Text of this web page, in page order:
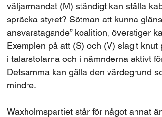
väljarmandat (M) ständigt kan ställa
spräcka styret? Sötman att kunna
ansvarstagande” koalition, överstiger
Exemplen på att (S) och (V) slagit
i talarstolarna och i nämnderna aktivt
Detsamma kan gälla den värdegrund
mindre.
Waxholmspartiet står för något annat